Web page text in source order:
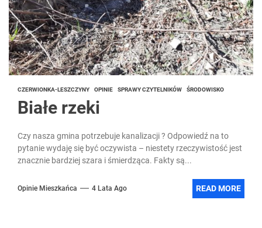
CZERWIONKA-LESZCZYNY OPINIE SPRAWY CZYTELNIKÓW ŚRODOWISKO
Białe rzeki
Czy nasza gmina potrzebuje kanalizacji ? Odpowiedź na to
pytanie wydaję się być oczywista – niestety rzeczywistość jest
znacznie bardziej szara i śmierdząca. Fakty są...
Opinie Mieszkańca 4 Lata Ago READ MORE